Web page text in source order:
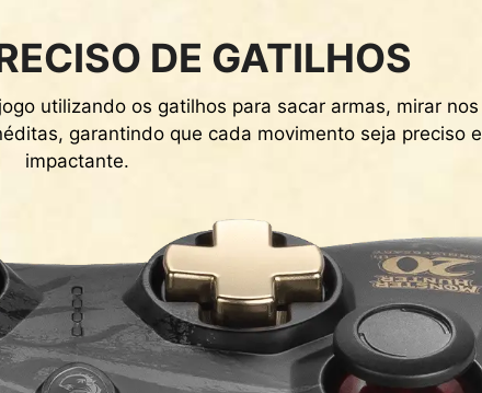
DE GATILHOS
utilizando os gatilhos para sacar armas, mirar nos
garantindo que cada movimento seja preciso e
impactante.